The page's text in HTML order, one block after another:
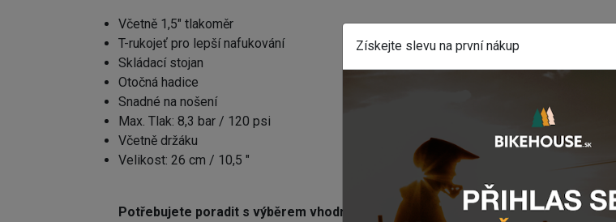
Včetně 1,5" tlakoměr
T-rukojeť pro lepší nafukování
Skládací stojan
Otočná hadice
Snadné na nošení
Max. Tlak: 8,3 bar / 120 psi
Včetně držáku
Velikost: 26 cm / 10,5 "
Potřebujete poradit s výběrem vhodné komponenty? Zanechte námemail, zprávu
Získejte slevu na první nákup